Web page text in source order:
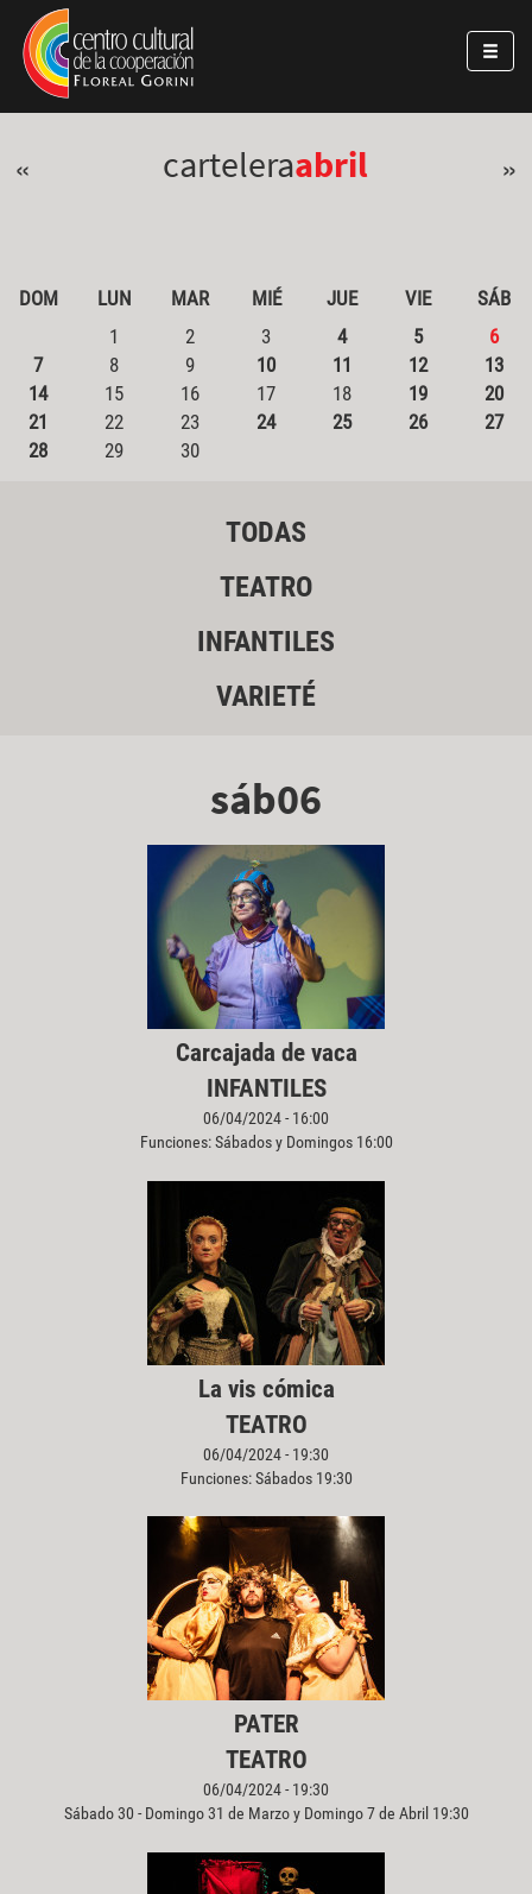
Pasar al contenido principal
Jump to main content
« carteleraabril »
DOM LUN MAR MIÉ JUE VIE
SÁB
1
2 3 4 5
6
7
8 9 10 11 12
13
14
15 16 17 18 19
20
21
22 23 24 25 26
27
28
29 30
TODAS
TEATRO
INFANTILES
VARIETÉ
sáb06
Carcajada de vaca
INFANTILES
06/04/2024 - 16:00
Funciones: Sábados y Domingos 16:00
La vis cómica
TEATRO
06/04/2024 - 19:30
Funciones: Sábados 19:30
PATER
TEATRO
06/04/2024 - 19:30
Sábado 30 - Domingo 31 de Marzo y Domingo 7 de Abril 19:30